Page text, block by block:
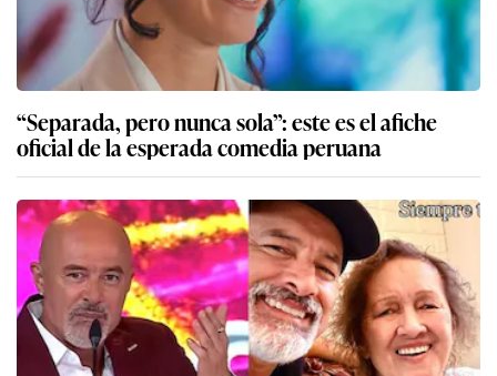
“Separada, pero nunca sola”: este es el afiche
oficial de la esperada comedia peruana